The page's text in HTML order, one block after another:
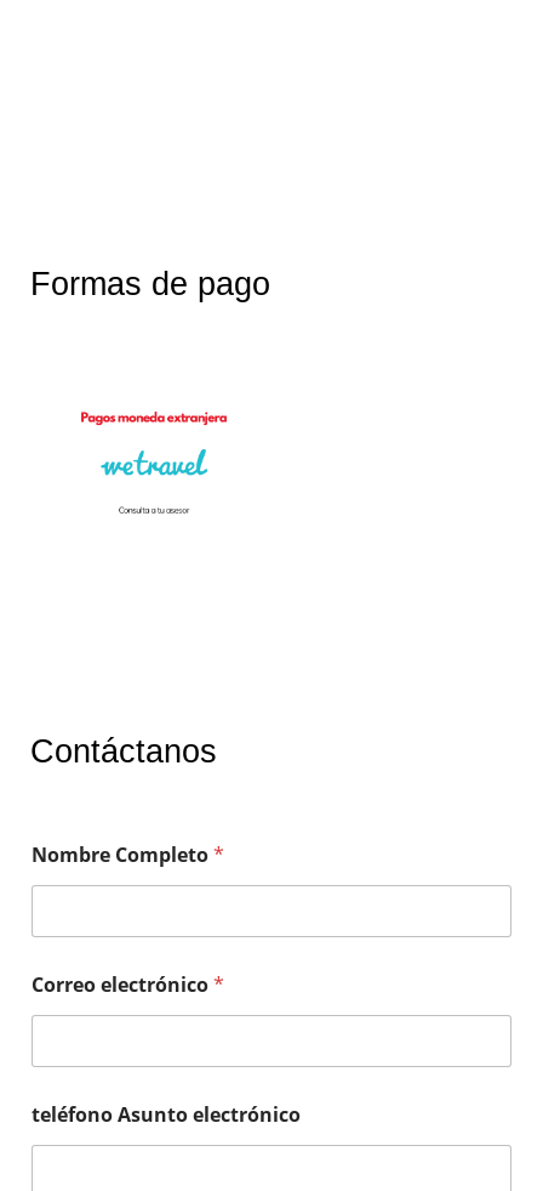
Formas de pago
Contáctanos
Nombre Completo*
Correo electrónico*
teléfono Asunto electrónico